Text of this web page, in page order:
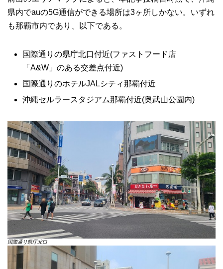
県内でauの5G通信ができる場所は3ヶ所しかない。いずれ
も那覇市内であり、以下である。
国際通りの県庁北口付近(ファストフード店
「A&W」のある交差点付近)
国際通りのホテルJALシティ那覇付近
沖縄セルラースタジアム那覇付近(奥武山公園内)
国際通り県庁北口